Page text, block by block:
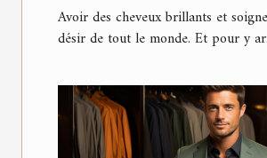
Avoir des cheveux brillants et
désir de tout le monde. Et pour y